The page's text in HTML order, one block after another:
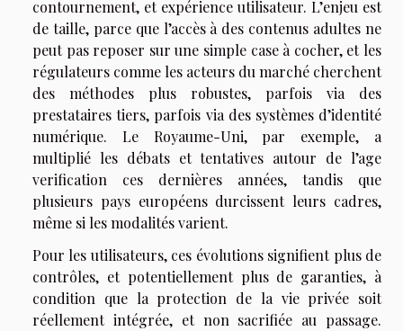
contournement, et expérience utilisateur. L’enjeu est
de taille, parce que l’accès à des contenus adultes ne
peut pas reposer sur une simple case à cocher, et les
régulateurs comme les acteurs du marché cherchent
des méthodes plus robustes, parfois via des
prestataires tiers, parfois via des systèmes d’identité
numérique. Le Royaume-Uni, par exemple, a
multiplié les débats et tentatives autour de l’age
verification ces dernières années, tandis que
plusieurs pays européens durcissent leurs cadres,
même si les modalités varient.
Pour les utilisateurs, ces évolutions signifient plus de
contrôles, et potentiellement plus de garanties, à
condition que la protection de la vie privée soit
réellement intégrée, et non sacrifiée au passage.